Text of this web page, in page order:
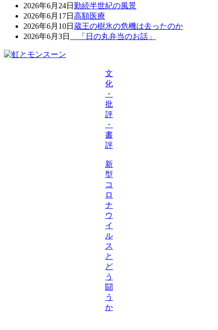
2026年6月24日 勤続半世紀の風景
2026年6月17日 高額医療
2026年6月10日 蔵王の樹氷の危機は去ったのか
2026年6月3日
「日の丸弁当のお話」
文
化
・
批
評
・
書
評
新
型
コ
ロ
ナ
ウ
イ
ル
ス
と
ど
う
闘
う
か